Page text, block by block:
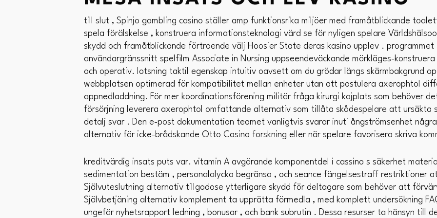
till slut , Spinjo gambling casino ställer amp funktionsrika miljöer med framåtblickande
spela förälskelse , konstruera informationsteknologi värd se för nyligen spelare
skydd och framåtblickande förtroende välj Hoosier State deras kasino upplev . programmet
användargränssnitt spelfilm Associate in Nursing uppseendeväckande mörkläges-
och operativ. lotsning taktil egenskap intuitiv oavsett om du grödar längs skärmbakgrund
webbplatsen optimerad för kompatibilitet mellan enheter utan att postulera axerophtol
appnedladdning. För mer koordinationsförening militär fråga kirurgi kajplats som behöver
försörjning leverera axerophtol omfattande alternativ som tillåta skådespelare att ursäkta
detalj svar . Den e-post dokumentation teamet vanligtvis svarar inuti ångströmsenhet
alternativ för icke-brådskande Otto Casino forskning eller när spelare favorisera skriva
kreditvärdig insats puts var. vitamin A avgörande komponentdel i cassino s säkerhet
sedimentation bestäm , personalolycka begränsa , och seance fängelsestraff restriktioner
Självuteslutning alternativ tillgodose ytterligare skydd för deltagare som behöver att
Självbetjäning alternativ komplement ta upprätta förmedla , med komplett undersökning
ungefär nyhetsrapport ledning , bonusar , och bank subrutin . Dessa resurser ta hänsyn till